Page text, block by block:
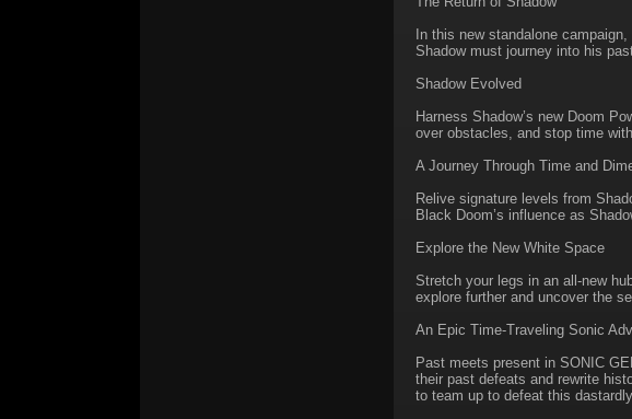
In this new standalone
Shadow must journey into his
Shadow Evolved
Harness Shadow’s new Doom
over obstacles, and stop time
A Journey Through Time and
Relive signature levels from
Black Doom’s influence as
Explore the New White Space
Stretch your legs in an all-new
explore further and uncover the
An Epic Time-Traveling Sonic
Past meets present in SONIC
their past defeats and rewrite
to team up to defeat this